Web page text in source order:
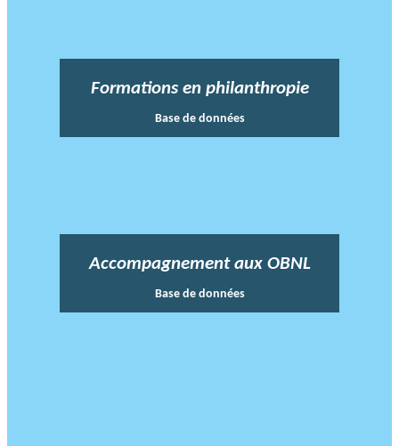
Formations en philanthropie
Base de données
Accompagnement aux OBNL
Base de données